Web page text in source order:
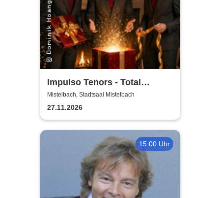
Impulso Tenors - Total
Christmas
Mistelbach, Stadtsaal Mistelbach
27.11.2026
15:00 Uhr